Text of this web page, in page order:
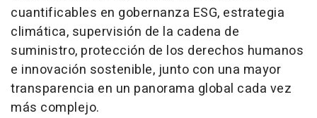
cuantificables en gobernanza ESG, estrategia
climática, supervisión de la cadena de
suministro, protección de los derechos humanos
e innovación sostenible, junto con una mayor
transparencia en un panorama global cada vez
más complejo.